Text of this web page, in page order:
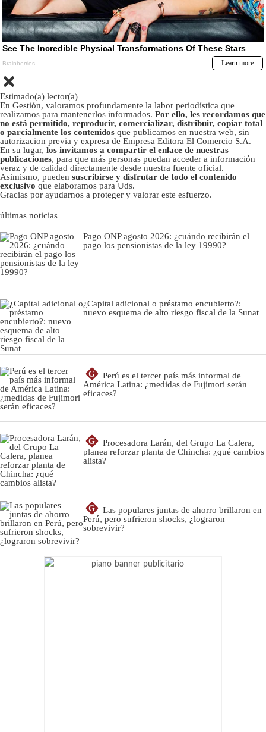
Estimado(a) lector(a)
En Gestión, valoramos profundamente la labor periodística que
realizamos para mantenerlos informados. Por ello, les recordamos que
no está permitido, reproducir, comercializar, distribuir, copiar total
o parcialmente los contenidos que publicamos en nuestra web, sin
autorizacion previa y expresa de Empresa Editora El Comercio S.A.
En su lugar, los invitamos a compartir el enlace de nuestras
publicaciones, para que más personas puedan acceder a información
veraz y de calidad directamente desde nuestra fuente oficial.
Asimismo, pueden suscribirse y disfrutar de todo el contenido
exclusivo que elaboramos para Uds.
Gracias por ayudarnos a proteger y valorar este esfuerzo.
últimas noticias
Pago ONP agosto 2026: ¿cuándo recibirán el
pago los pensionistas de la ley 19990?
¿Capital adicional o préstamo encubierto?:
nuevo esquema de alto riesgo fiscal de la Sunat
G
Perú es el tercer país más informal de
América Latina: ¿medidas de Fujimori serán
eficaces?
G
Procesadora Larán, del Grupo La Calera,
planea reforzar planta de Chincha: ¿qué cambios
alista?
G
Las populares juntas de ahorro brillaron en
Perú, pero sufrieron shocks, ¿lograron
sobrevivir?